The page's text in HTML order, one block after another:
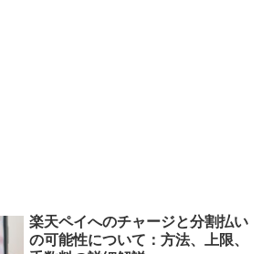
楽天ペイへのチャージと分割払い
の可能性について：方法、上限、